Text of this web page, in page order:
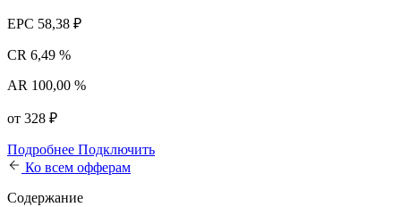
EPC 58,38 ₽
CR 6,49 %
AR 100,00 %
от 328 ₽
Подробнее Подключить
Ко всем офферам
Содержание